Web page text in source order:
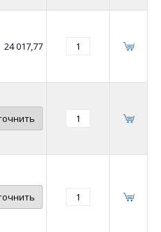
24 017,77